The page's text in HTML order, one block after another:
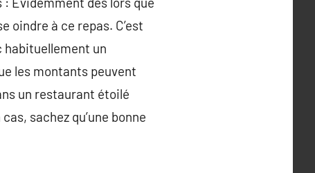
oindre à ce repas. C’est
habituellement un
les montants peuvent
un restaurant étoilé
sachez qu’une bonne